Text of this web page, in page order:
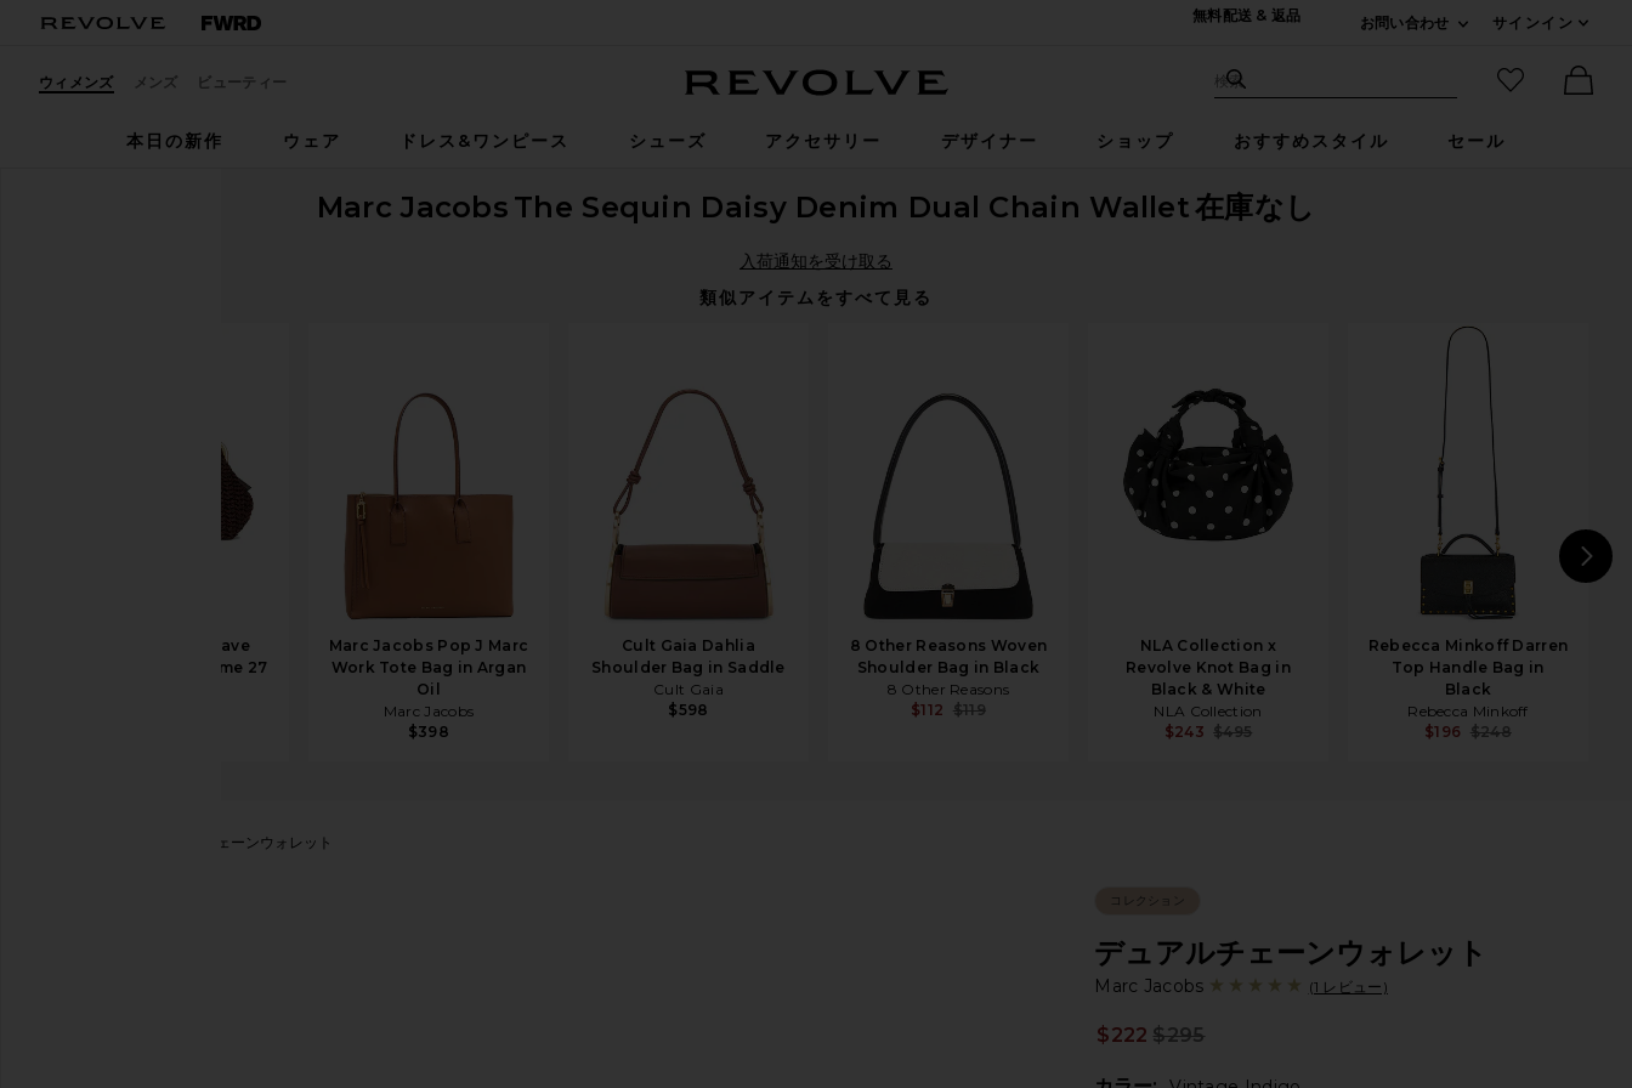
無料配送 & 返品
お問い合わせ
サインイン
ウィメンズ メンズ ビューティー サイト検索
検索
お気に入り
本日の新作
ウェア ドレス&ワンピース シューズ アクセサリー デザイナー ショップ おすすめスタイル セール
Marc Jacobs The Sequin Daisy Denim Dual Chain Wallet在庫なし
入荷通知を受け取る
類似アイテムをすべて見る
Coach Large Weave
Straw Kisslock Frame 27
Marc Jacobs Pop J Marc
Work Tote Bag in Argan
Oil
Marc Jacobs
$398
Cult Gaia Dahlia
Shoulder Bag in Saddle
Cult Gaia
$598
8 Other Reasons Woven
Shoulder Bag in Black
8 Other Reasons
$112 $119
NLA Collection x
Revolve Knot Bag in
Black & White
NLA Collection
$243 $495
Rebecca Minkoff Darren
Top Handle Bag in
Black
Rebecca Minkoff
$196 $248
デュアルチェーンウォレット
コレクション
デュアルチェーンウォレット
Marc Jacobs (1 レビュー)
$222 $295